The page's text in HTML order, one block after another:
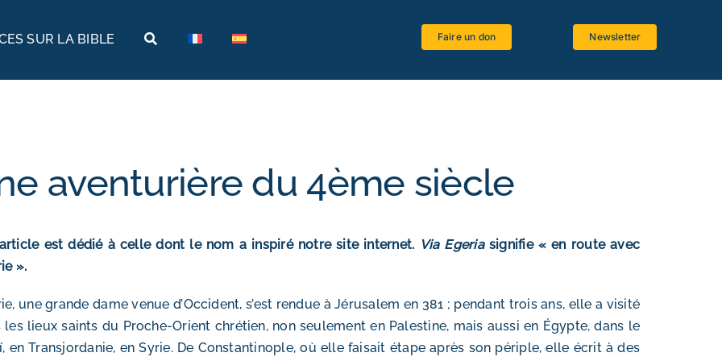
SUR LA BIBLE
Égypte
Israël
Turquie
Langues anciennes
La Bible et le Magistère
Faire un don Newsletter
aventurière du 4ème siècle
est dédié à celle dont le nom a inspiré notre site internet. Via Egeriasignifie « en route avec
».
une grande dame venue d’Occident, s’est rendue à Jérusalem en 381 ; pendant trois ans, elle a visité
les lieux saints du Proche-Orient chrétien, non seulement en Palestine, mais aussi en Égypte, dans le
en Transjordanie, en Syrie. De Constantinople, où elle faisait étape après son périple, elle écrit à des